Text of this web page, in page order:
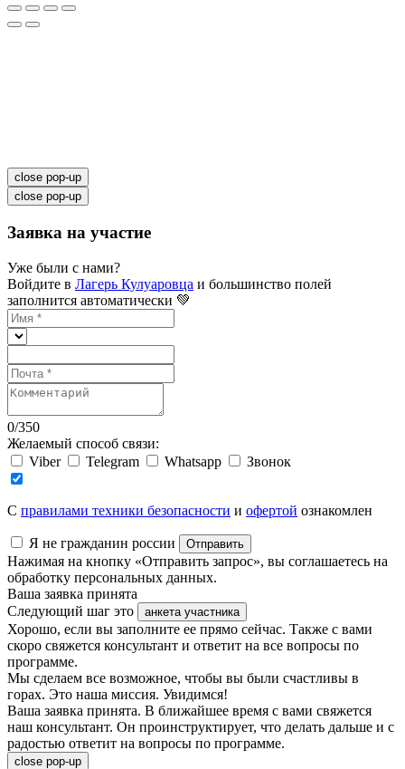
close pop-up
close pop-up
Заявка на участие
Уже были с нами?
Войдите в Лагерь Кулуаровца и большинство полей
заполнится автоматически 💚
0/350
Желаемый способ связи:
Viber
Telegram Whatsapp Звонок
C правилами техники безопасности и офертой ознакомлен
Я не гражданин россии Отправить
Нажимая на кнопку «Отправить запрос», вы соглашаетесь на
обработку персональных данных.
Ваша заявка принята
Следующий шаг это
анкета участника
Хорошо, если вы заполните ее прямо сейчас. Также с вами
скоро свяжется консультант и ответит на все вопросы по
программе.
Мы сделаем все возможное, чтобы вы были счастливы в
горах. Это наша миссия. Увидимся!
Ваша заявка принята. В ближайшее время с вами свяжется
наш консультант. Он проинструктирует, что делать дальше и с
радостью ответит на вопросы по программе.
close pop-up